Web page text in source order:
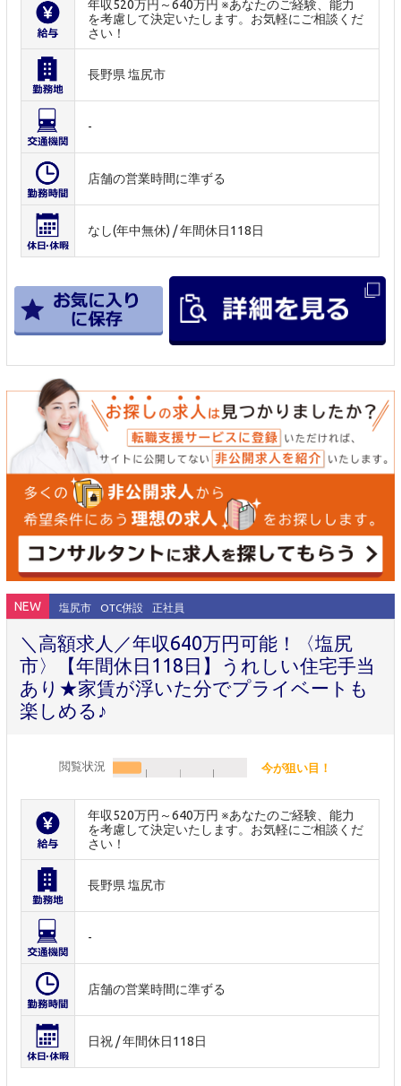
年収520万円～640万円 ※あなたのご経験、能力
を考慮して決定いたします。お気軽にご相談くだ
さい！
長野県 塩尻市
-
店舗の営業時間に準ずる
なし(年中無休) / 年間休日118日
NEW 塩尻市 OTC併設 正社員
＼高額求人／年収640万円可能！〈塩尻
市〉【年間休日118日】うれしい住宅手当
あり★家賃が浮いた分でプライベートも
楽しめる♪
閲覧状況 今が狙い目！
年収520万円～640万円 ※あなたのご経験、能力
を考慮して決定いたします。お気軽にご相談くだ
さい！
長野県 塩尻市
-
店舗の営業時間に準ずる
日祝 / 年間休日118日